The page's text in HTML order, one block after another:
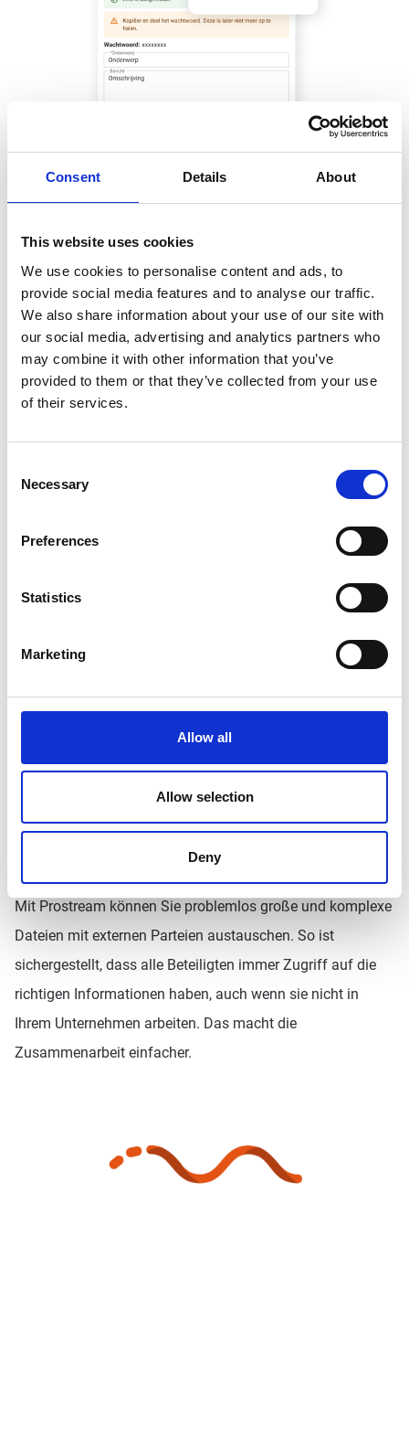
Consent Details About
This website uses cookies
We use cookies to personalise content and ads, to
provide social media features and to analyse our traffic.
We also share information about your use of our site with
our social media, advertising and analytics partners who
may combine it with other information that you’ve
provided to them or that they’ve collected from your use
of their services.
Selection
Necessary
Preferences
Statistics
Marketing
Allow all
Allow selection
Deny
Effiziente Zusammenarbeit mit
externen Parteien
Mit Prostream können Sie problemlos große und komplexe
Dateien mit externen Parteien austauschen. So ist
sichergestellt, dass alle Beteiligten immer Zugriff auf die
richtigen Informationen haben, auch wenn sie nicht in
Ihrem Unternehmen arbeiten. Das macht die
Zusammenarbeit einfacher.